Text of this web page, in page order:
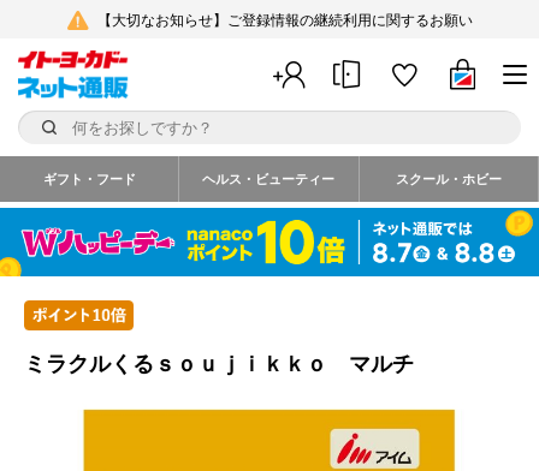
【大切なお知らせ】ご登録情報の継続利用に関するお願い
ギフト・フード ヘルス・ビューティー スクール・ホビー
ミラクルくるｓｏｕｊｉｋｋｏ マルチ